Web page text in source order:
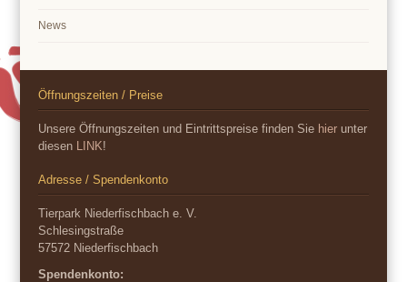
News
Öffnungszeiten / Preise
Unsere Öffnungszeiten und Eintrittspreise finden Sie hier unter
diesen LINK!
Adresse / Spendenkonto
Tierpark Niederfischbach e. V.
Schlesingstraße
57572 Niederfischbach
Spendenkonto: